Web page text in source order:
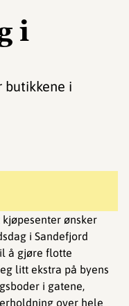
i
butikkene i
ønsker
i Sandefjord
å gjøre flotte
litt ekstra på byens
i gatene,
over hele